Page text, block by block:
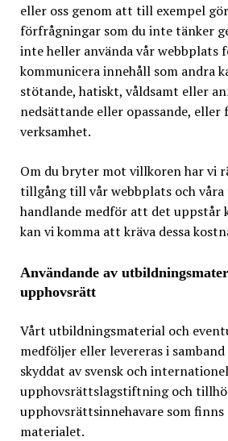
eller oss genom att till exempel
förfrågningar som du inte tänker
inte heller använda vår webbplats
kommunicera innehåll som andra
stötande, hatiskt, våldsamt eller
nedsättande eller opassande,
verksamhet.
Om du bryter mot villkoren har vi
tillgång till vår webbplats och
handlande medför att det uppstår
kan vi komma att kräva dessa
Användande av
upphovsrätt
Vårt utbildningsmaterial och
medföljer eller levereras i
skyddat av svensk och
upphovsrättslagstiftning och
upphovsrättsinnehavare som finns
materialet.